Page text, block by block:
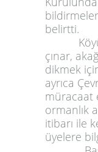
belirtti.
Köyün
çınar,
dikmek
ayrıca
müracaat
ormanlık
itibarı ile
üyelere